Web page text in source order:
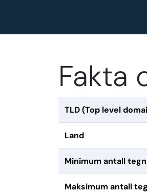
Fakta
TLD (Top level
Land
Minimum antall tegn
Maksimum antall